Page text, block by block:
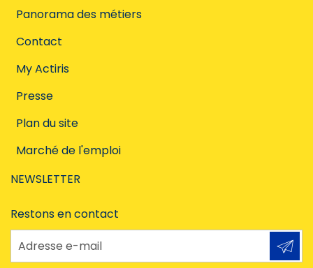
Panorama des métiers
Contact
My Actiris
Presse
Plan du site
Marché de l'emploi
NEWSLETTER
Restons en contact
Adresse e-mail